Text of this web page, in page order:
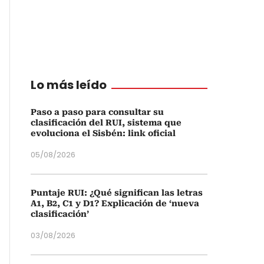
Lo más leído
Paso a paso para consultar su
clasificación del RUI, sistema que
evoluciona el Sisbén: link oficial
05/08/2026
Puntaje RUI: ¿Qué significan las letras
A1, B2, C1 y D1? Explicación de ‘nueva
clasificación’
03/08/2026